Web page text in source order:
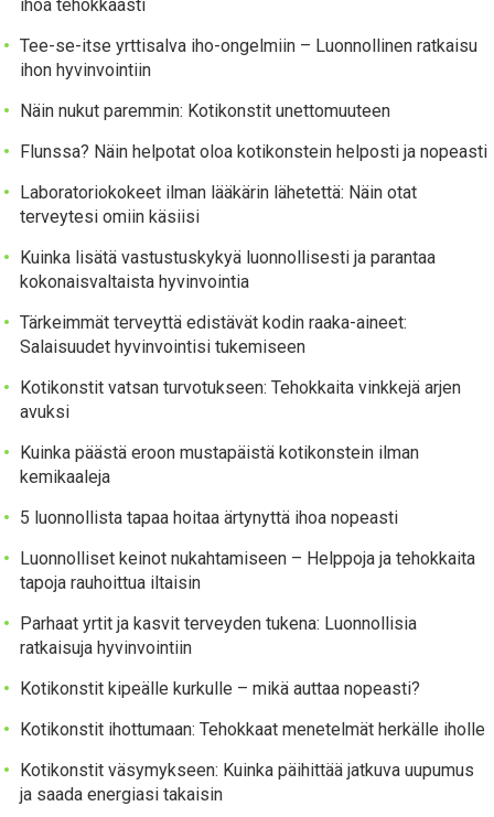
ihoa tehokkaasti
Tee-se-itse yrttisalva iho-ongelmiin – Luonnollinen ratkaisu
ihon hyvinvointiin
Näin nukut paremmin: Kotikonstit unettomuuteen
Flunssa? Näin helpotat oloa kotikonstein helposti ja nopeasti
Laboratoriokokeet ilman lääkärin lähetettä: Näin otat
terveytesi omiin käsiisi
Kuinka lisätä vastustuskykyä luonnollisesti ja parantaa
kokonaisvaltaista hyvinvointia
Tärkeimmät terveyttä edistävät kodin raaka-aineet:
Salaisuudet hyvinvointisi tukemiseen
Kotikonstit vatsan turvotukseen: Tehokkaita vinkkejä arjen
avuksi
Kuinka päästä eroon mustapäistä kotikonstein ilman
kemikaaleja
5 luonnollista tapaa hoitaa ärtynyttä ihoa nopeasti
Luonnolliset keinot nukahtamiseen – Helppoja ja tehokkaita
tapoja rauhoittua iltaisin
Parhaat yrtit ja kasvit terveyden tukena: Luonnollisia
ratkaisuja hyvinvointiin
Kotikonstit kipeälle kurkulle – mikä auttaa nopeasti?
Kotikonstit ihottumaan: Tehokkaat menetelmät herkälle iholle
Kotikonstit väsymykseen: Kuinka päihittää jatkuva uupumus
ja saada energiasi takaisin